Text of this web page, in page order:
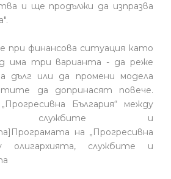
и ще продължи да изпразва
при финансова ситуация като
има три варианта - да реже
дълг или да промени модела
да допринасят повече.
България“ между
службите и
на „Прогресивна
олигархията, службите и